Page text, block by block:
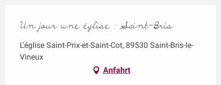
Un jour une église : Saint-Bris
L'église Saint-Prix-et-Saint-Cot, 89530 Saint-Bris-le-
Vineux
Anfahrt